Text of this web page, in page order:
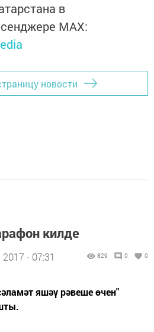
в
MАХ:
новости
килде
- 07:31 829 0 0
яшәү рәвеше өчен"